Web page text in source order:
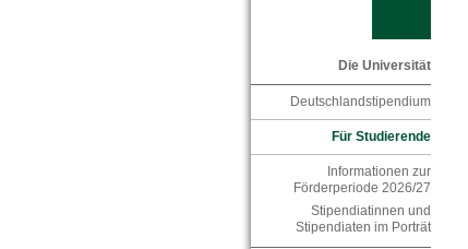
Die Universität
Deutschlandstipendium
Für Studierende
Informationen zur
Förderperiode 2026/27
Stipendiatinnen und
Stipendiaten im Porträt